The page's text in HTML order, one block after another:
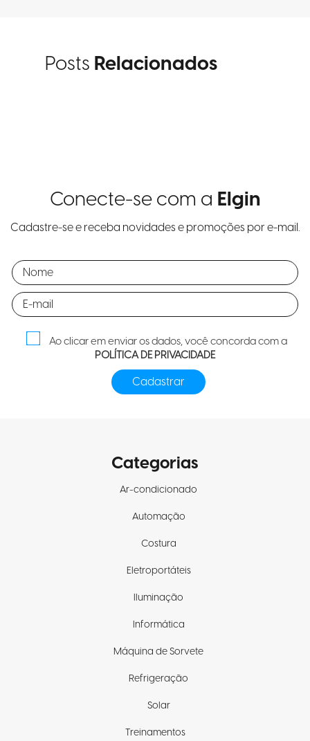
Posts Relacionados
Conecte-se com a Elgin
Cadastre-se e receba novidades e promoções por e-mail.
Ao clicar em enviar os dados, você concorda com a
POLÍTICA DE PRIVACIDADE
Categorias
Ar-condicionado
Automação
Costura
Eletroportáteis
Iluminação
Informática
Máquina de Sorvete
Refrigeração
Solar
Treinamentos